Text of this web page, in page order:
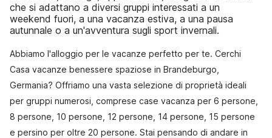
che si adattano a diversi gruppi interessati a un
weekend fuori, a una vacanza estiva, a una pausa
autunnale o a un'avventura sugli sport invernali.
Abbiamo l'alloggio per le vacanze perfetto per te. Cerchi
Casa vacanze benessere spaziose in Brandeburgo,
Germania? Offriamo una vasta selezione di proprietà ideali
per gruppi numerosi, comprese case vacanza per 6 persone,
8 persone, 10 persone, 12 persone, 14 persone, 15 persone
e persino per oltre 20 persone. Stai pensando di andare in